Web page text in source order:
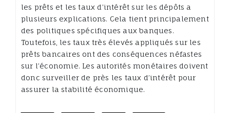
les prêts et les taux d’intérêt sur les dépôts a
plusieurs explications. Cela tient principalement
des politiques spécifiques aux banques.
Toutefois, les taux très élevés appliqués sur les
prêts bancaires ont des conséquences néfastes
sur l’économie. Les autorités monétaires doivent
donc surveiller de près les taux d’intérêt pour
assurer la stabilité économique.